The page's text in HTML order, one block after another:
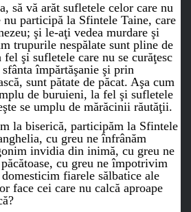
să vă arăt sufletele celor care nu
participă la Sfintele Taine, care
şi le-aţi vedea murdare şi
trupurile nespălate sunt pline de
şi sufletele care nu se curăţesc
împărtăşanie şi prin
sunt pătate de păcat. Aşa cum
de buruieni, la fel şi sufletele
se umplu de mărăcinii răutăţii.
la biserică, participăm la Sfintele
cu greu ne înfrânăm
invidia din inimă, cu greu ne
cu greu ne împotrivim
fiarele sălbatice ale
face cei care nu calcă aproape